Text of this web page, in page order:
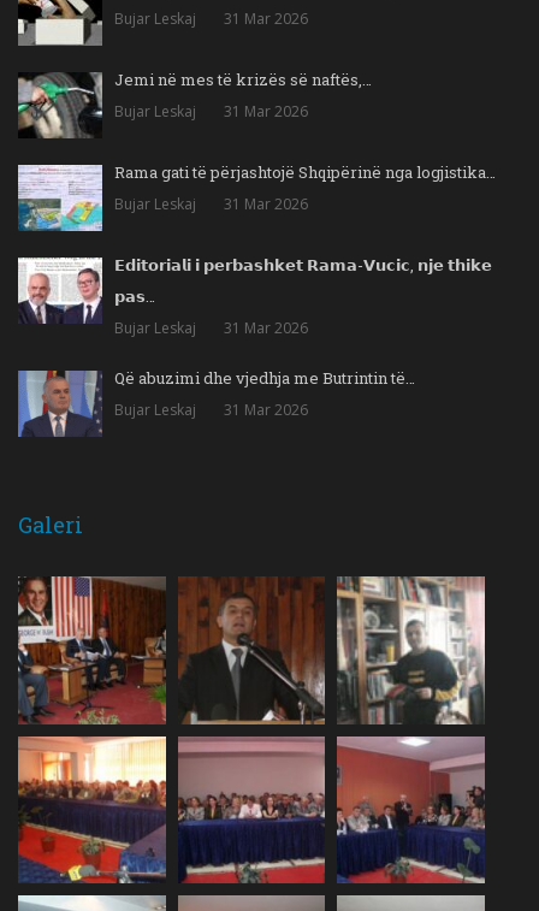
Bujar Leskaj 31 Mar 2026
Jemi në mes të krizës së naftës,…
Bujar Leskaj 31 Mar 2026
Rama gati të përjashtojë Shqipërinë nga logjistika…
Bujar Leskaj 31 Mar 2026
𝗘𝗱𝗶𝘁𝗼𝗿𝗶𝗮𝗹𝗶 𝗶 𝗽𝗲𝗿𝗯𝗮𝘀𝗵𝗸𝗲𝘁 𝗥𝗮𝗺𝗮-𝗩𝘂𝗰𝗶𝗰, 𝗻𝗷𝗲 𝘁𝗵𝗶𝗸𝗲
𝗽𝗮𝘀…
Bujar Leskaj 31 Mar 2026
Që abuzimi dhe vjedhja me Butrintin të…
Bujar Leskaj 31 Mar 2026
Galeri